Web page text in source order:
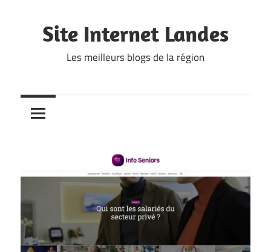
contentSite Internet Landes
Les meilleurs blogs de la région